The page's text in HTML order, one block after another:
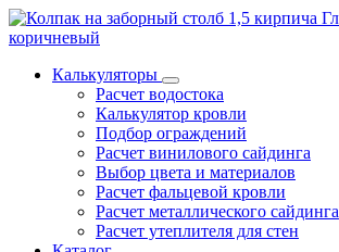
Калькуляторы
Расчет водостока
Калькулятор кровли
Подбор ограждений
Расчет винилового сайдинга
Выбор цвета и материалов
Расчет фальцевой кровли
Расчет металлического сайдинга
Расчет утеплителя для стен